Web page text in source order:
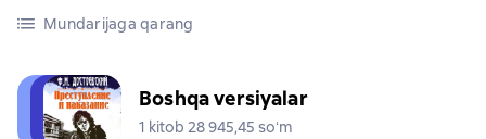
Mundarijaga qarang
Boshqa versiyalar
1 kitob 28 945,45 soʻm